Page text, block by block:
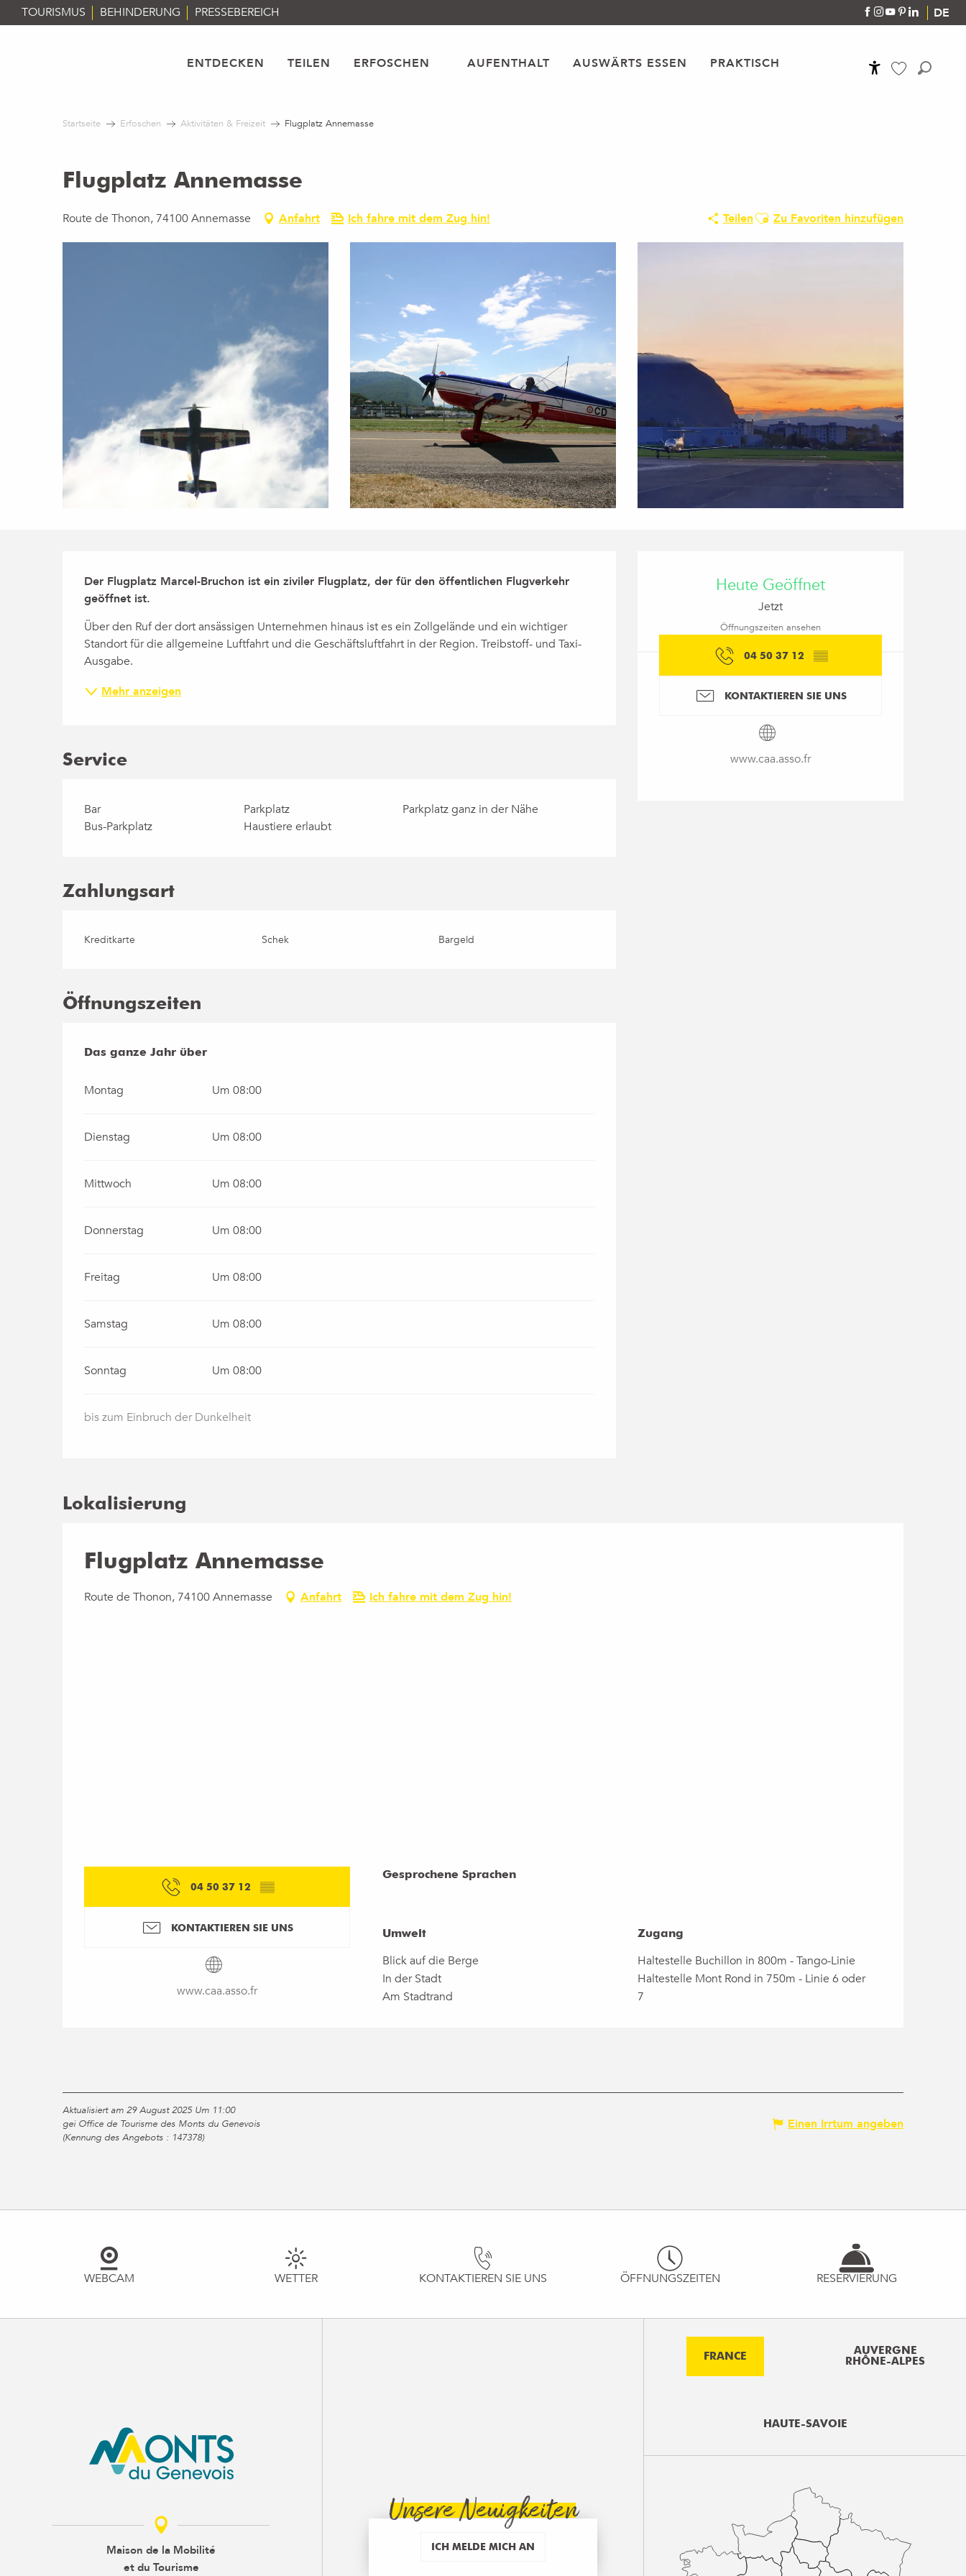
Aller
au
DE
TOURISMUS BEHINDERUNG PRESSEBEREICH
ENTDECKEN TEILEN ERFOSCHEN AUFENTHALT AUSWÄRTS ESSEN PRAKTISCH
Startseite Erfoschen Aktivitäten & Freizeit Flugplatz Annemasse
Flugplatz Annemasse
Route de Thonon, 74100 Annemasse Anfahrt Ich fahre mit dem Zug hin! TeilenAjouter aux favoris
Zu Favoriten hinzufügen
Öffnungszeiten &
Heute Geöffnet
Jetzt
Öffnungszeiten ansehen
04 50 37 12 ▒▒
KONTAKTIEREN SIE UNS
www.caa.asso.fr
Beschreibung
Der Flugplatz Marcel-Bruchon ist ein ziviler Flugplatz, der für den öffentlichen Flugverkehr
geöffnet ist.
Über den Ruf der dort ansässigen Unternehmen hinaus ist es ein Zollgelände und ein wichtiger
Standort für die allgemeine Luftfahrt und die Geschäftsluftfahrt in der Region. Treibstoff- und Taxi-
Ausgabe.
Mehr anzeigen
Service
Bar Parkplatz
Parkplatz ganz in der Nähe
Bus-Parkplatz
Haustiere erlaubt
Zahlungsart
Kreditkarte Schek Bargeld
Öffnungszeiten
Das ganze Jahr über
Das ganze Jahr über
Montag Um 08:00
Dienstag Um 08:00
Mittwoch Um 08:00
Donnerstag Um 08:00
Freitag Um 08:00
Samstag Um 08:00
Sonntag Um 08:00
bis zum Einbruch der Dunkelheit
Lokalisierung
Flugplatz Annemasse
Route de Thonon, 74100 Annemasse Anfahrt Ich fahre mit dem Zug hin!
04 50 37 12 ▒▒
KONTAKTIEREN SIE UNS
www.caa.asso.fr
Gesprochene Sprachen
Gesprochene Sprachen
Umwelt
Umwelt
Blick auf die Berge
In der Stadt
Am Stadtrand
Zugang
Zugang
Haltestelle Buchillon in 800m - Tango-Linie
Haltestelle Mont Rond in 750m - Linie 6 oder
7
Aktualisiert am 29 August 2025 Um 11:00
gei Office de Tourisme des Monts du Genevois
(Kennung des Angebots : 147378)
Einen Irrtum angeben
WEBCAM WETTER KONTAKTIEREN SIE UNS ÖFFNUNGSZEITEN RESERVIERUNG
Maison de la Mobilité
et du Tourisme
Unsere Neuigkeiten
ICH MELDE MICH AN
FRANCE
AUVERGNE
RHÔNE-ALPES
HAUTE-SAVOIE